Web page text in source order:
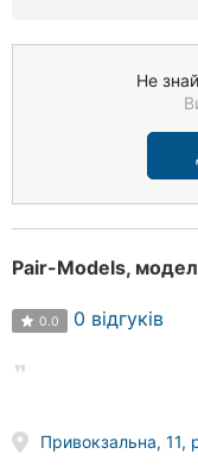
Не
Pair-Models,
0.0 0 відгуків
Привокзальна, 11,